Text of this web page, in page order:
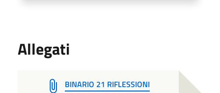
Allegati
BINARIO 21 RIFLESSIONI